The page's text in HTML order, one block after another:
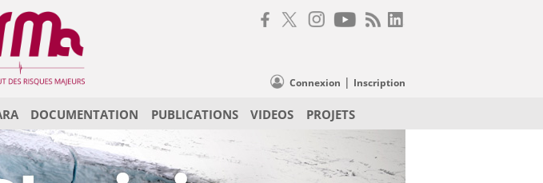
Connexion | Inscription
DOCUMENTATION PUBLICATIONS VIDEOS PROJETS